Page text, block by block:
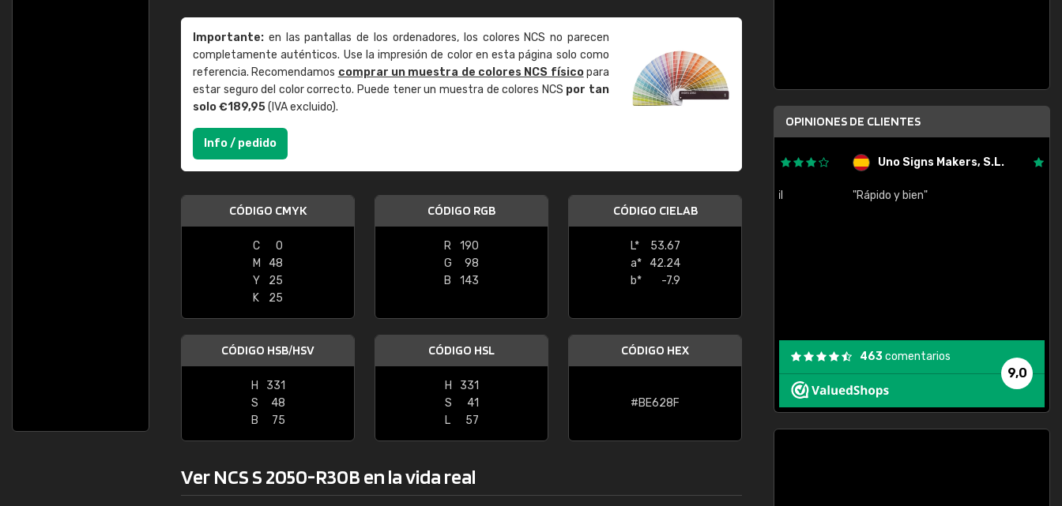
Importante: en las pantallas de los ordenadores, los colores NCS no parecen
completamente auténticos. Use la impresión de color en esta página solo como
referencia. Recomendamos comprar un muestra de colores NCS físicopara
estar seguro del color correcto. Puede tener un muestra de colores NCS por tan
solo €189,95(IVA excluido).
Info / pedido
CÓDIGO CMYK
C
0
M
48
Y
25
K
25
CÓDIGO RGB
R
190
G
98
B
143
CÓDIGO CIELAB
L*
53.67
a*
42.24
b*
-7.9
CÓDIGO HSB/HSV
H
331
S
48
B
75
CÓDIGO HSL
H
331
S
41
L
57
CÓDIGO HEX
#BE628F
Ver NCS S 2050-R30B en la vida real
OPINIONES DE CLIENTES
"Buen servicio. No obstante No es fácil
encontrar/comprar lo que se busca"
Uno Signs Makers, S.L.
"Rápido y bien"
9,0
463comentarios